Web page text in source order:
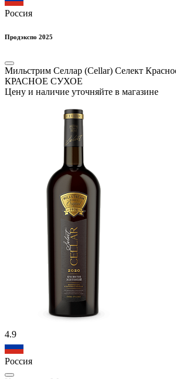
Россия
Продэкспо 2025
Мильстрим Селлар (Cellar) Селект
КРАСНОЕ СУХОЕ
Цену и наличие уточняйте в магазине
4.9
Россия